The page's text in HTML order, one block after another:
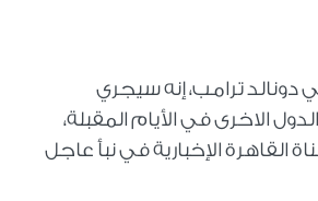
دونالد ترامب، إنه سيجري
الاخرى في الأيام المقبلة،
القاهرة الإخبارية في نبأ عاجل